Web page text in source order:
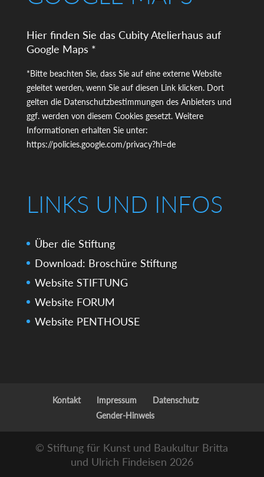
Hier finden Sie das Cubity Atelierhaus auf
Google Maps *
*Bitte beachten Sie, dass Sie auf eine externe Website
geleitet werden, wenn Sie auf diesen Link klicken. Dort
gelten die Datenschutzbestimmungen des Anbieters und
ggf. werden von diesem Cookies gesetzt. Weitere
Informationen erhalten Sie unter:
https://policies.google.com/privacy?hl=de
LINKS UND INFOS
Über die Stiftung
Download: Broschüre Stiftung
Website STIFTUNG
Website FORUM
Website PENTHOUSE
Kontakt Impressum
Datenschutz
Gender-Hinweis
© Stiftung für Kunst und Baukultur Britta
und Ulrich Findeisen 2026